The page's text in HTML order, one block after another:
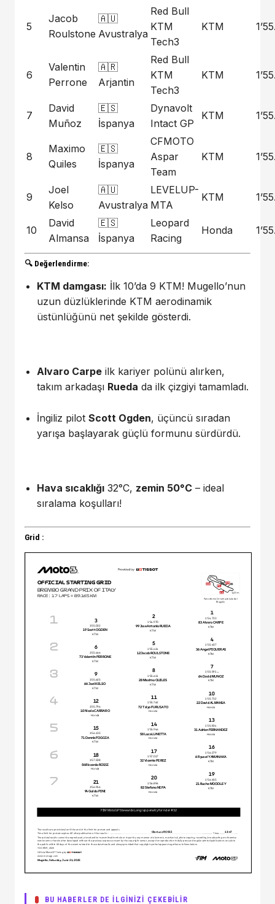
5
Jacob
Roulstone
🇦🇺
Avustralya
Red Bull
KTM
Tech3
KTM
6
Valentin
Perrone
🇦🇷
Arjantin
Red Bull
KTM
Tech3
KTM
7
David
Muñoz
🇪🇸
İspanya
Dynavolt
Intact GP
KTM
8
Maximo
Quiles
🇪🇸
İspanya
CFMOTO
Aspar
Team
KTM
9
Joel
Kelso
🇦🇺
Avustralya
LEVELUP-
MTA
KTM
10
David
Almansa
🇪🇸
İspanya
Leopard
Racing
Honda
🔍 Değerlendirme:
KTM damgası: İlk 10’da 9 KTM! Mugello’nun
uzun düzlüklerinde KTM aerodinamik
üstünlüğünü net şekilde gösterdi.
Alvaro Carpe ilk kariyer polünü alırken,
takım arkadaşı Rueda da ilk çizgiyi tamamladı.
İngiliz pilot Scott Ogden, üçüncü sıradan
yarışa başlayarak güçlü formunu sürdürdü.
Hava sıcaklığı 32°C, zemin 50°C – ideal
sıralama koşulları!
Grid :
BU HABERLER DE İLGİNİZİ ÇEKEBİLİR